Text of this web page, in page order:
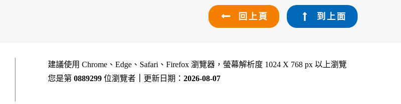
回上頁 到上面
建議使用 Chrome、Edge、Safari、Firefox 瀏覽器，螢幕解析度 1024 X 768 px 以上瀏覽
您是第 0889299 位瀏覽者 更新日期： 2026-08-07